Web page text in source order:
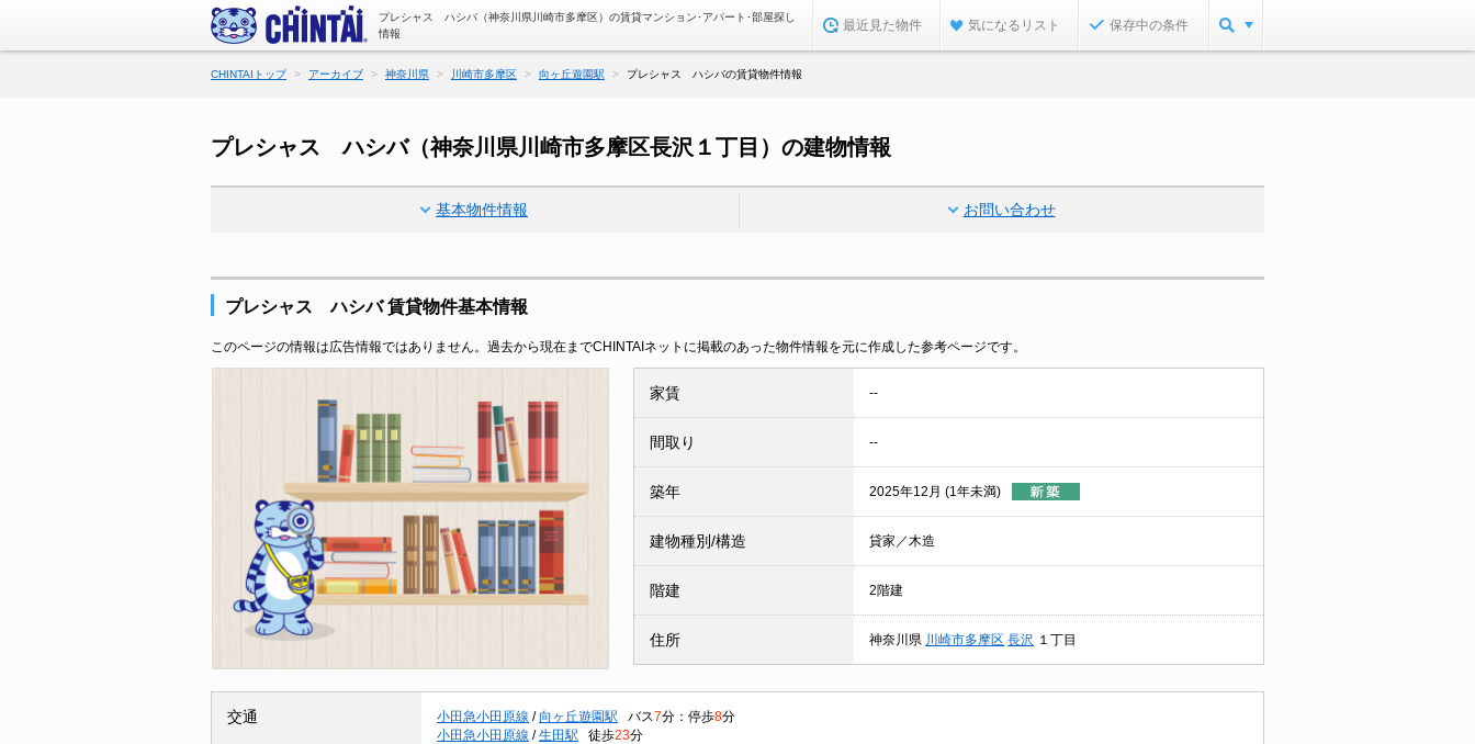
プレシャス ハシバ（神奈川県川崎市多摩区）の賃貸マンション･アパート･部屋探し
情報
最近見た物件 気になるリスト 保存中の条件
CHINTAIトップ アーカイブ 神奈川県 川崎市多摩区 向ヶ丘遊園駅 プレシャス ハシバの賃貸物件情報
プレシャス ハシバ（神奈川県川崎市多摩区長沢１丁目）の建物情報
基本物件情報 お問い合わせ
プレシャス ハシバ 賃貸物件基本情報
このページの情報は広告情報ではありません。過去から現在までCHINTAIネットに掲載のあった物件情報を元に作成した参考ページです。
家賃 --
間取り --
築年 2025年12月 (1年未満)
建物種別/構造 貸家／木造
階建 2階建
住所 神奈川県 川崎市多摩区 長沢 １丁目
交通 小田急小田原線 / 向ヶ丘遊園駅 バス7分：停歩8分
小田急小田原線 / 生田駅 徒歩23分